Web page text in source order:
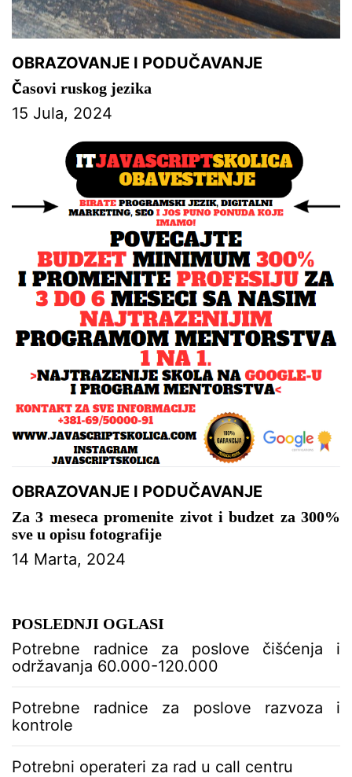
OBRAZOVANJE I PODUČAVANJE
Časovi ruskog jezika
15 Jula, 2024
OBRAZOVANJE I PODUČAVANJE
Za 3 meseca promenite zivot i budzet za 300%
sve u opisu fotografije
14 Marta, 2024
POSLEDNJI OGLASI
Potrebne radnice za poslove čišćenja i
održavanja 60.000-120.000
Potrebne radnice za poslove razvoza i
kontrole
Potrebni operateri za rad u call centru